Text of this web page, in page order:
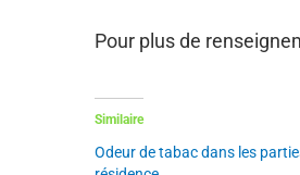
Pour plus de
Similaire
Odeur de tabac dans les